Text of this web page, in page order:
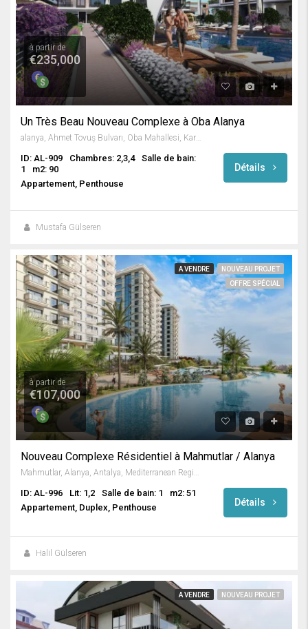
à partir de
€235,000
Un Très Beau Nouveau Complexe à Oba Alanya
ID: AL-909 Chambres: 2,3,4
Salle de bain:
1
m2: 90
Appartement, Penthouse
Détails
Mustafa Gülseren
A VENDRE
NOUVEAU PROJET
OFFRE SPÉCIAL
à partir de
€107,000
Nouveau Complexe Résidentiel à Mahmutlar / Alanya
Mahmutlar, Alanya, Antalya, Mediterranean Region, 3263, Turkey
ID: AL-996 Lit: 1,2 Salle de bain: 1
m2: 51
Appartement, Duplex, Penthouse
Détails
Halil Gülseren
A VENDRE NOUVEAU PROJET